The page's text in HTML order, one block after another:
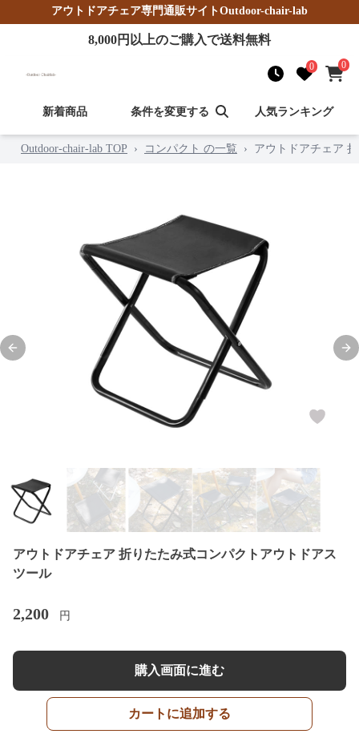
アウトドアチェア専門通販サイトOutdoor-chair-lab
8,000円以上のご購入で送料無料
0 0
新着商品 条件を変更する 人気ランキング
Outdoor-chair-lab TOP › コンパクト の一覧 › アウトドアチェア
Previous slide
アウトドアチェア 折りたたみ式コンパクトアウトドアス
ツール
2,200 円
購入画面に進む
カートに追加する